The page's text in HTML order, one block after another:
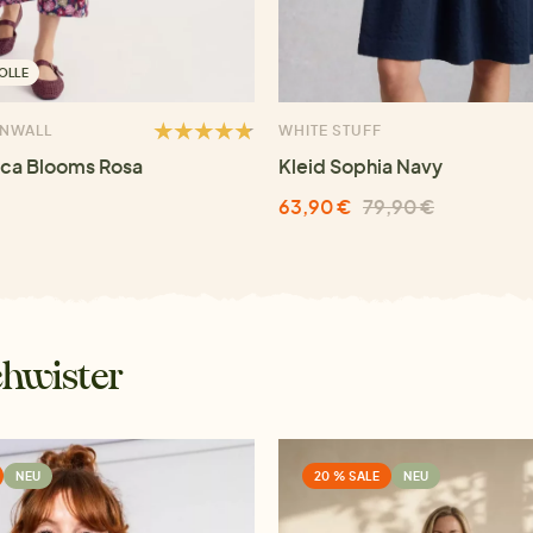
Blooms Rosa
WHITE STUFF
Kleid Sophia Navy
63,90 € 79,90 €
NEU 20 % SALE NEU